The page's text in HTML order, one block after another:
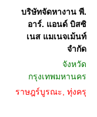
บริษัทจัดหางาน พี.
อาร์. แอนด์ บิสซิ
เนส แมเนจเม้นท์
จำกัด
จังหวัด
กรุงเทพมหานคร
ราษฎร์บูรณะ, ทุ่งครุ